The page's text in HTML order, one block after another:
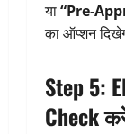
या“Pre-
का ऑप्शन
Step 5:
Check